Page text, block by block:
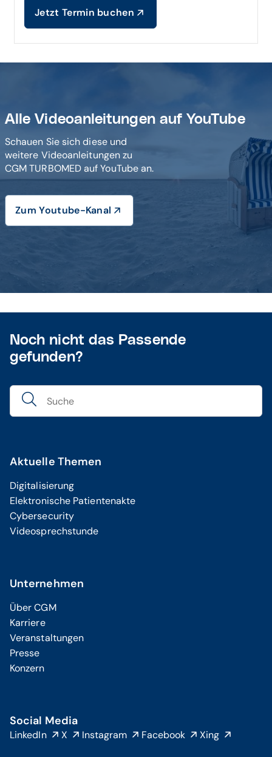
Jetzt Termin buchen
Alle Videoanleitungen auf YouTube
Schauen Sie sich diese und
weitere Videoanleitungen zu
CGM TURBOMED auf YouTube an.
Zum Youtube-Kanal
Noch nicht das Passende
gefunden?
Aktuelle Themen
Digitalisierung
Elektronische Patientenakte
Cybersecurity
Videosprechstunde
Unternehmen
Über CGM
Karriere
Veranstaltungen
Presse
Konzern
Social Media
LinkedIn X Instagram Facebook Xing